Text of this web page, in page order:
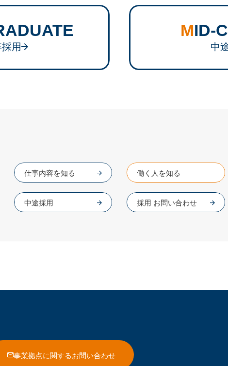
用 中
仕事内容を知る 働く人を知る
中途採用 採用 お問い合わせ
事業拠点に関するお問い合わせ